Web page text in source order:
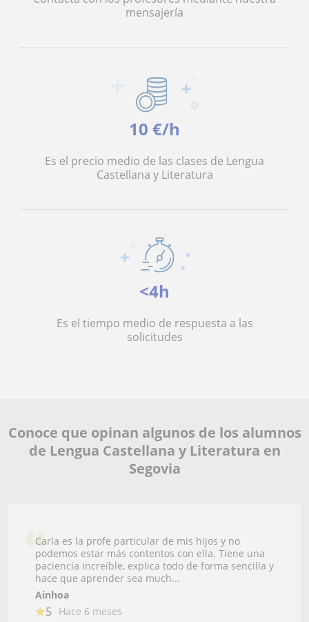
mensajería
10 €/h
Es el precio medio de las clases de Lengua
Castellana y Literatura
<4h
Es el tiempo medio de respuesta a las
solicitudes
Conoce que opinan algunos de los alumnos
de Lengua Castellana y Literatura en
Segovia
Carla es la profe particular de mis hijos y no
podemos estar más contentos con ella. Tiene una
paciencia increíble, explica todo de forma sencilla y
hace que aprender sea much...
Ainhoa
5 Hace 6 meses